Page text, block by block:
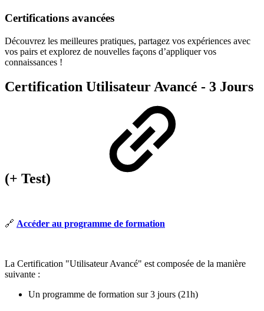
Certifications avancées
Découvrez les meilleures pratiques, partagez vos expériences avec
vos pairs et explorez de nouvelles façons d’appliquer vos
connaissances !
Certification Utilisateur Avancé - 3 Jours
(+ Test)
🔗 Accéder au programme de formation
La Certification "Utilisateur Avancé" est composée de la manière
suivante :
Un programme de formation sur 3 jours (21h)